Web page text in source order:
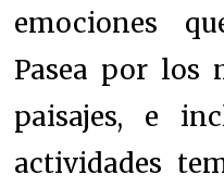
emociones
Pasea por los
paisajes, e
actividades